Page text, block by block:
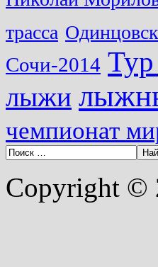
трасса
Сочи-2014
лыжи
чемпионат
Copyright ©